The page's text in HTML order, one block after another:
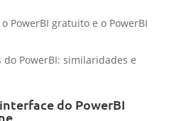
PowerBI gratuito e o PowerBI
do PowerBI: similaridades e
do PowerBI